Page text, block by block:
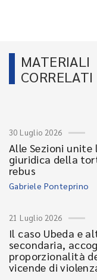
MATERIALI
CORRELATI
30 Luglio 2026
Alle Sezioni
giuridica della
rebus
Gabriele Ponteprino
21 Luglio 2026
Il caso Ubeda e
secondaria,
proporzionalità
vicende di